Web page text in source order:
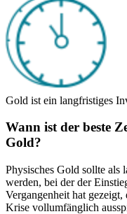
Gold ist ein langfristiges
Wann ist der beste
Gold?
Physisches Gold sollte als
werden, bei der der
Vergangenheit hat
Krise vollumfänglich